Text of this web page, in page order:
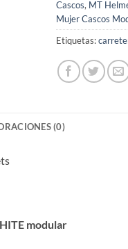
Cascos, MT
Mujer Cascos
Etiquetas:
(0)
modular